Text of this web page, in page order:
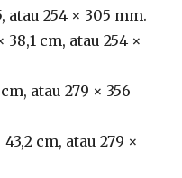
atau 254 × 305 mm.
38,1 cm, atau 254 ×
atau 279 × 356
43,2 cm, atau 279 ×